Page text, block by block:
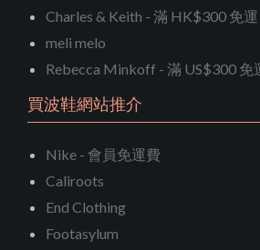
Charles & Keith - 滿 HK$300 免運
meli melo
Rebecca Minkoff - 滿 US$300 免
買波鞋網站推介
Nike - 會員免運費
Caliroots
End Clothing
Footasylum